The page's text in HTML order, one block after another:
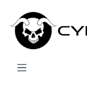
Zum Hauptinhalt